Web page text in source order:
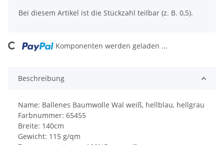
Bei diesem Artikel ist die Stückzahl teilbar (z. B. 0,5).
Komponenten werden geladen ...
Beschreibung
Name: Ballenes Baumwolle Wal weiß, hellblau, hellgrau
Farbnummer: 65455
Breite: 140cm
Gewicht: 115 g/qm